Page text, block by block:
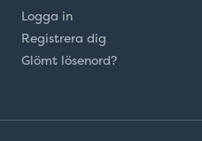
Logga in
Registrera dig
Glömt lösenord?